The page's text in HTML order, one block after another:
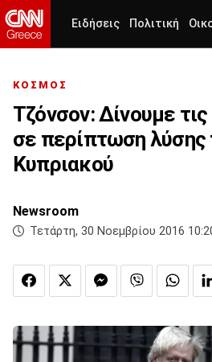
Ειδήσεις Πολιτική
ΚΟΣΜΟΣ
Τζόνσον: Δίνουμε
σε περίπτωση λύσης
Κυπριακού
Newsroom
Τετάρτη, 30 Νοεμβρίου 2016